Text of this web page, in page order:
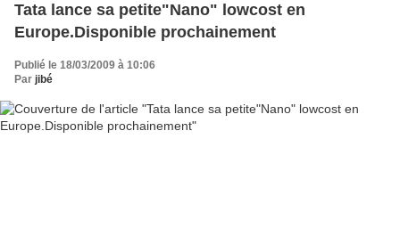
Tata lance sa petite"Nano" lowcost en
Europe.Disponible prochainement
Publié le 18/03/2009 à 10:06
Par jibé